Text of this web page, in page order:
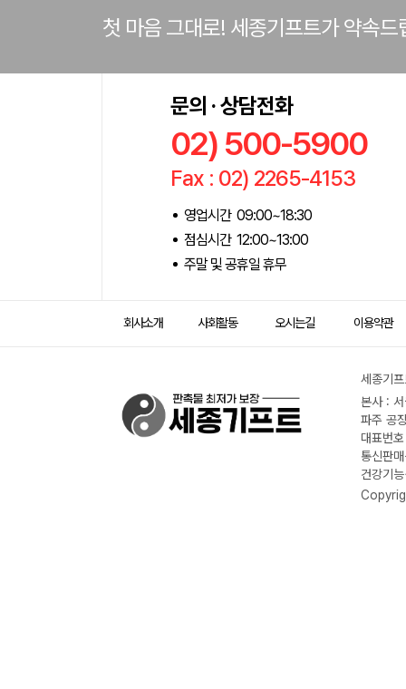
첫 마음 그대로! 세종기프트가 약속드
문의 · 상담전화
02) 500-5900
Fax : 02) 2265-4153
영업시간 09:00~18:30
점심시간 12:00~13:00
주말 및 공휴일 휴무
회사소개 사회활동 오시는길 이용약관
세종기
본사 :
파주 공
대표번
통신판
건강기